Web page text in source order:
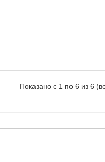
Показано с 1 по 6 из 6